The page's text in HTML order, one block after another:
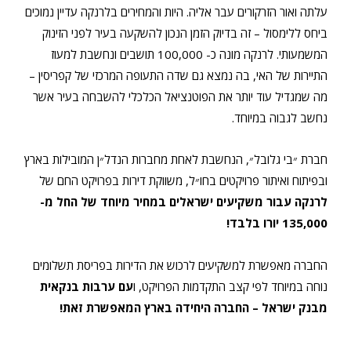
עלתה ואור הזרקורים עבר אליה. היות והמחירים בלרנקה עדיין נמוכים
ביחס ללימסול – זה בדיוק הזמן הנכון להשקעה בעיר לפני הזינוק
המשמעותי. לרנקה מונה כ- 100,000 תושבים ונחשבת למעוז
התיירות של האי, בה נמצא גם שדה התעופה המרכזי של קפריסין –
מה שמגדיל עוד יותר את הפוטנציאל הכלכלי להשבחה בעיר אשר
נחשב לגבוה במיוחד.
חברת ״בי גלובל״, הנחשבת לאחת מחברות הנדל״ן המובילות בארץ
ובפיתוח ואיתור פרויקטים בחו״ל, משווקת דירות בפרויקט החם של
לרנקה עבור משקיעים ישראלים במחיר מיוחד של החל מ-
135,000 יורו בלבד!
החברה מאפשרת למשקיעים לרכוש את הדירות בפריסת תשלומים
נוחה במיוחד לפי קצב התקדמות הפרויקט, ועם ערבות בנקאית
מבנק ישראל – החברה היחידה בארץ המאפשרת זאת!